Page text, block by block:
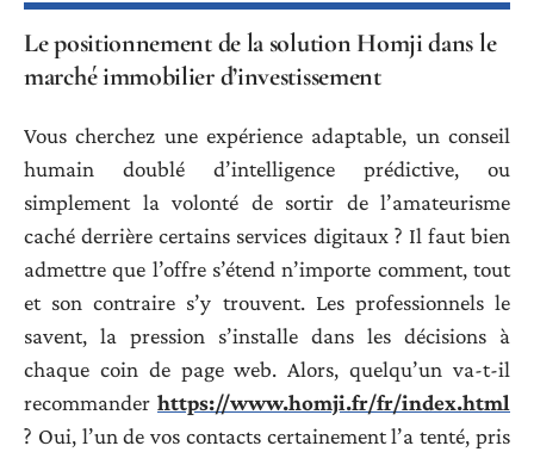
Le positionnement de la solution Homji dans le
marché immobilier d’investissement
Vous cherchez une expérience adaptable, un conseil
humain doublé d’intelligence prédictive, ou
simplement la volonté de sortir de l’amateurisme
caché derrière certains services digitaux ? Il faut bien
admettre que l’offre s’étend n’importe comment, tout
et son contraire s’y trouvent. Les professionnels le
savent, la pression s’installe dans les décisions à
chaque coin de page web. Alors, quelqu’un va-t-il
recommander https://www.homji.fr/fr/index.html
? Oui, l’un de vos contacts certainement l’a tenté, pris